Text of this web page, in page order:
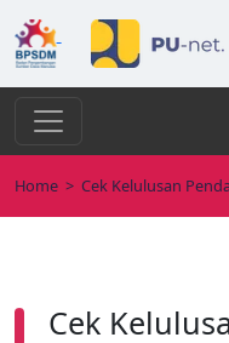
Home > Cek Kelulusan
Cek